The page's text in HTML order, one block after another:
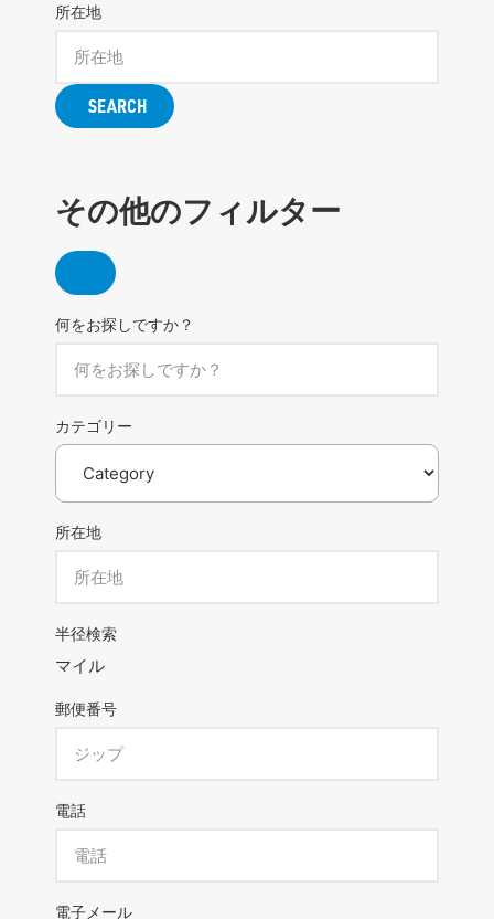
所在地
SEARCH
その他のフィルター
何をお探しですか？
カテゴリー
所在地
半径検索
マイル
郵便番号
電話
電子メール